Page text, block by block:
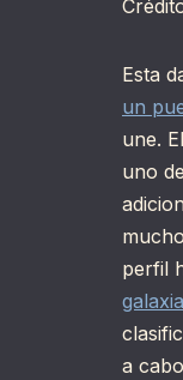
Esta
un
une.
uno
perfil
a